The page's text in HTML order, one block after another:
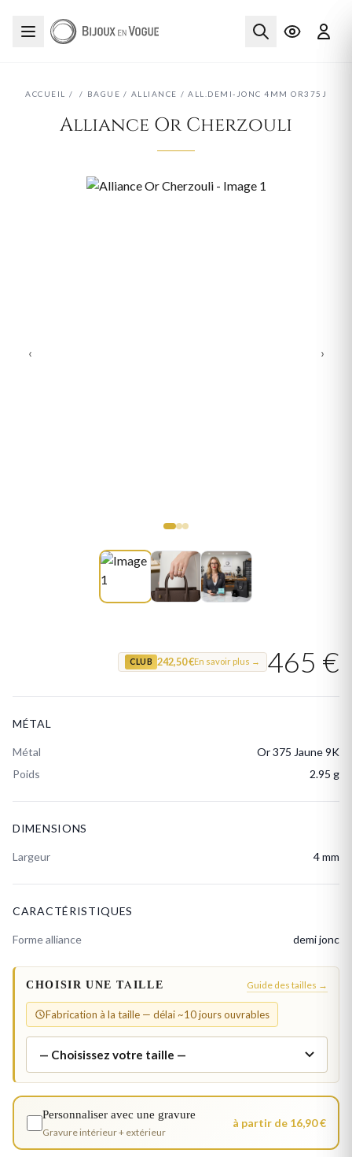
ACCUEIL / / BAGUE / ALLIANCE / ALL.DEMI-JONC 4MM OR375J
Alliance Or Cherzouli
‹ ›
CLUB 242,50 €En savoir plus → 465 €
MÉTAL
Métal
Or 375 Jaune 9K
Poids
2.95 g
DIMENSIONS
Largeur 4 mm
CARACTÉRISTIQUES
Forme alliance demi jonc
CHOISIR UNE TAILLE Guide des tailles →
Fabrication à la taille — délai ~10 jours ouvrables
Personnaliser avec une gravure
Gravure intérieur + extérieur
à partir de 16,90 €